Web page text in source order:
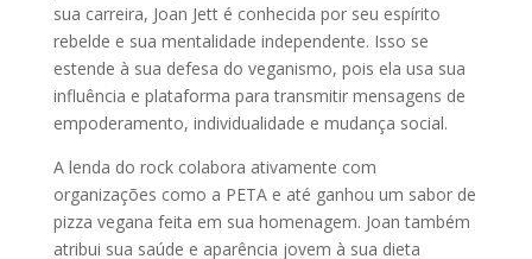
sua carreira, Joan Jett é conhecida por seu espírito
rebelde e sua mentalidade independente. Isso se
estende à sua defesa do veganismo, pois ela usa sua
influência e plataforma para transmitir mensagens de
empoderamento, individualidade e mudança social.
A lenda do rock colabora ativamente com
organizações como a PETA e até ganhou um sabor de
pizza vegana feita em sua homenagem. Joan também
atribui sua saúde e aparência jovem à sua dieta